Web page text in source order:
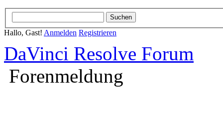
Hallo, Gast! Anmelden Registrieren
DaVinci Resolve Forum
Forenmeldung